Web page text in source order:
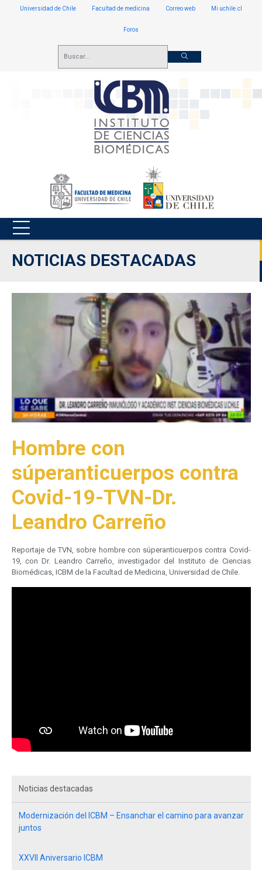
Universidad de Chile Facultad de medicina Correo web Mi uchile.cl
Foros
NOTICIAS DESTACADAS
Hombre con
súperanticuerpos contra
Covid-19-TVN-Dr.
Leandro Carreño
Reportaje de TVN, sobre hombre con súperanticuerpos contra Covid-
19, con Dr. Leandro Carreño, investigador del Instituto de Ciencias
Biomédicas, ICBM de la Facultad de Medicina, Universidad de Chile.
Noticias destacadas
Modernización del ICBM – Ensanchar el camino para avanzar
juntos
XXVII Aniversario ICBM